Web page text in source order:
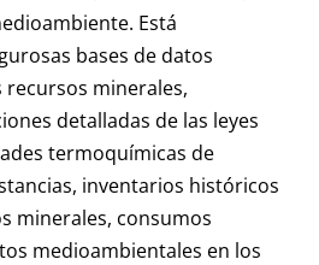
Está
bases de datos
recursos minerales,
detalladas de las leyes
termoquímicas de
inventarios históricos
minerales, consumos
medioambientales en los